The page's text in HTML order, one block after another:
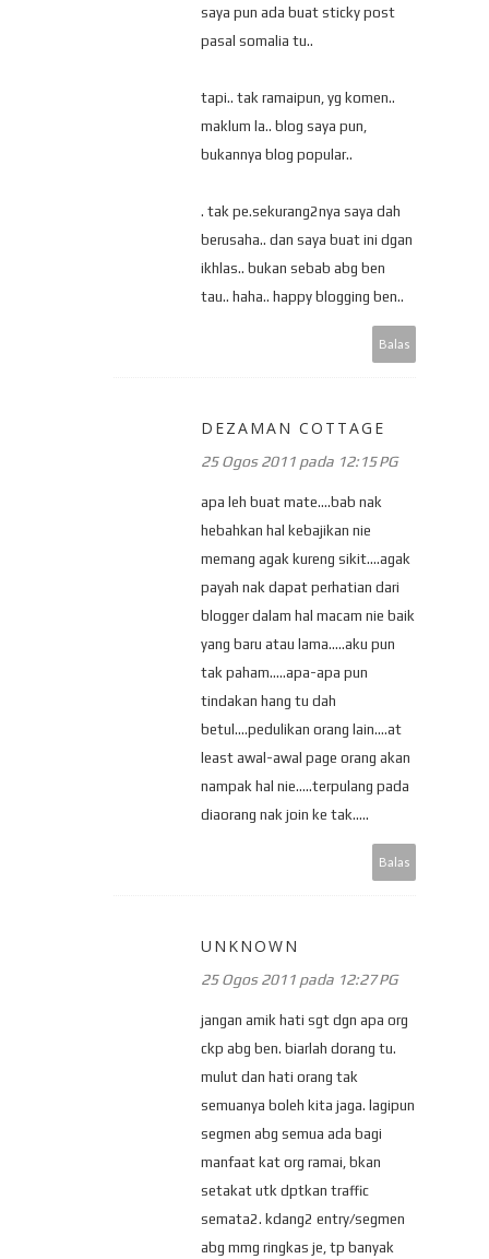
saya pun ada buat sticky post
pasal somalia tu..
tapi.. tak ramaipun, yg komen..
maklum la.. blog saya pun,
bukannya blog popular..
. tak pe.sekurang2nya saya dah
berusaha.. dan saya buat ini dgan
ikhlas.. bukan sebab abg ben
tau.. haha.. happy blogging ben..
Balas
DEZAMAN COTTAGE
25 Ogos 2011 pada 12:15 PG
apa leh buat mate....bab nak
hebahkan hal kebajikan nie
memang agak kureng sikit....agak
payah nak dapat perhatian dari
blogger dalam hal macam nie baik
yang baru atau lama.....aku pun
tak paham.....apa-apa pun
tindakan hang tu dah
betul....pedulikan orang lain....at
least awal-awal page orang akan
nampak hal nie.....terpulang pada
diaorang nak join ke tak.....
Balas
UNKNOWN
25 Ogos 2011 pada 12:27 PG
jangan amik hati sgt dgn apa org
ckp abg ben. biarlah dorang tu.
mulut dan hati orang tak
semuanya boleh kita jaga. lagipun
segmen abg semua ada bagi
manfaat kat org ramai, bkan
setakat utk dptkan traffic
semata2. kdang2 entry/segmen
abg mmg ringkas je, tp banyak